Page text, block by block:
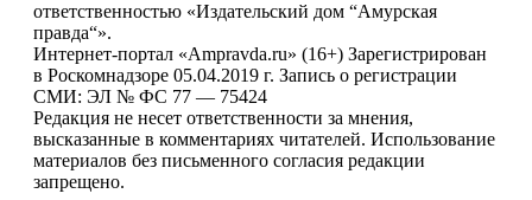
ответственностью «Издательский дом “Амурская
правда“».
Интернет-портал «Ampravda.ru» (16+) Зарегистрирован
в Роскомнадзоре 05.04.2019 г. Запись о регистрации
СМИ: ЭЛ № ФС 77 — 75424
Редакция не несет ответственности за мнения,
высказанные в комментариях читателей. Использование
материалов без письменного согласия редакции
запрещено.